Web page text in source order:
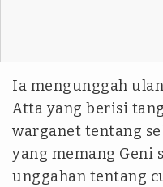
Ia mengunggah
Atta yang berisi
warganet tentang
yang memang Geni
unggahan tentang